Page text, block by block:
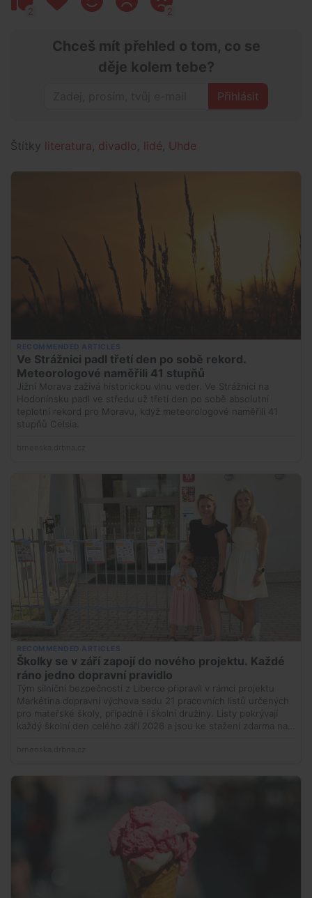
2 2
Chceš mít přehled o tom, co se
děje kolem tebe?
Přihlásit
Štítky literatura divadlo lidé Uhde